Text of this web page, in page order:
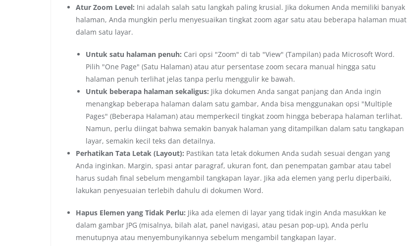
Atur Zoom Level: Ini adalah salah satu langkah paling krusial. Jika dokumen Anda memiliki banyak
halaman, Anda mungkin perlu menyesuaikan tingkat zoom agar satu atau beberapa halaman muat
dalam satu layar.
Untuk satu halaman penuh: Cari opsi "Zoom" di tab "View" (Tampilan) pada Microsoft Word.
Pilih "One Page" (Satu Halaman) atau atur persentase zoom secara manual hingga satu
halaman penuh terlihat jelas tanpa perlu menggulir ke bawah.
Untuk beberapa halaman sekaligus: Jika dokumen Anda sangat panjang dan Anda ingin
menangkap beberapa halaman dalam satu gambar, Anda bisa menggunakan opsi "Multiple
Pages" (Beberapa Halaman) atau memperkecil tingkat zoom hingga beberapa halaman terlihat.
Namun, perlu diingat bahwa semakin banyak halaman yang ditampilkan dalam satu tangkapan
layar, semakin kecil teks dan detailnya.
Perhatikan Tata Letak (Layout): Pastikan tata letak dokumen Anda sudah sesuai dengan yang
Anda inginkan. Margin, spasi antar paragraf, ukuran font, dan penempatan gambar atau tabel
harus sudah final sebelum mengambil tangkapan layar. Jika ada elemen yang perlu diperbaiki,
lakukan penyesuaian terlebih dahulu di dokumen Word.
Hapus Elemen yang Tidak Perlu: Jika ada elemen di layar yang tidak ingin Anda masukkan ke
dalam gambar JPG (misalnya, bilah alat, panel navigasi, atau pesan pop-up), Anda perlu
menutupnya atau menyembunyikannya sebelum mengambil tangkapan layar.